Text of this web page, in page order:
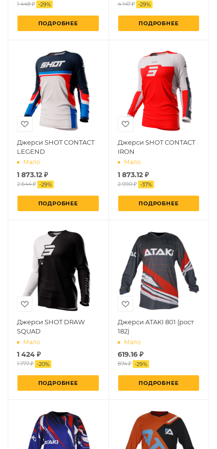
1 448 ₽ -29%
ПОДРОБНЕЕ
4 147 ₽ -29%
ПОДРОБНЕЕ
Джерси SHOT CONTACT
LEGEND
Мало
1 873.12 ₽
2 644 ₽ -29%
ПОДРОБНЕЕ
Джерси SHOT CONTACT
IRON
Мало
1 873.12 ₽
2 990 ₽ -37%
ПОДРОБНЕЕ
Джерси SHOT DRAW
SQUAD
Мало
1 424 ₽
1 777 ₽ -20%
ПОДРОБНЕЕ
Джерси ATAKI 801 (рост
182)
Мало
619.16 ₽
874 ₽ -29%
ПОДРОБНЕЕ